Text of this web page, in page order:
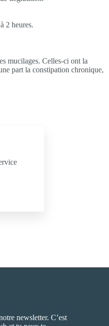
2 heures.
mucilages. Celles-ci ont la
part la constipation chronique,
newsletter. C’est